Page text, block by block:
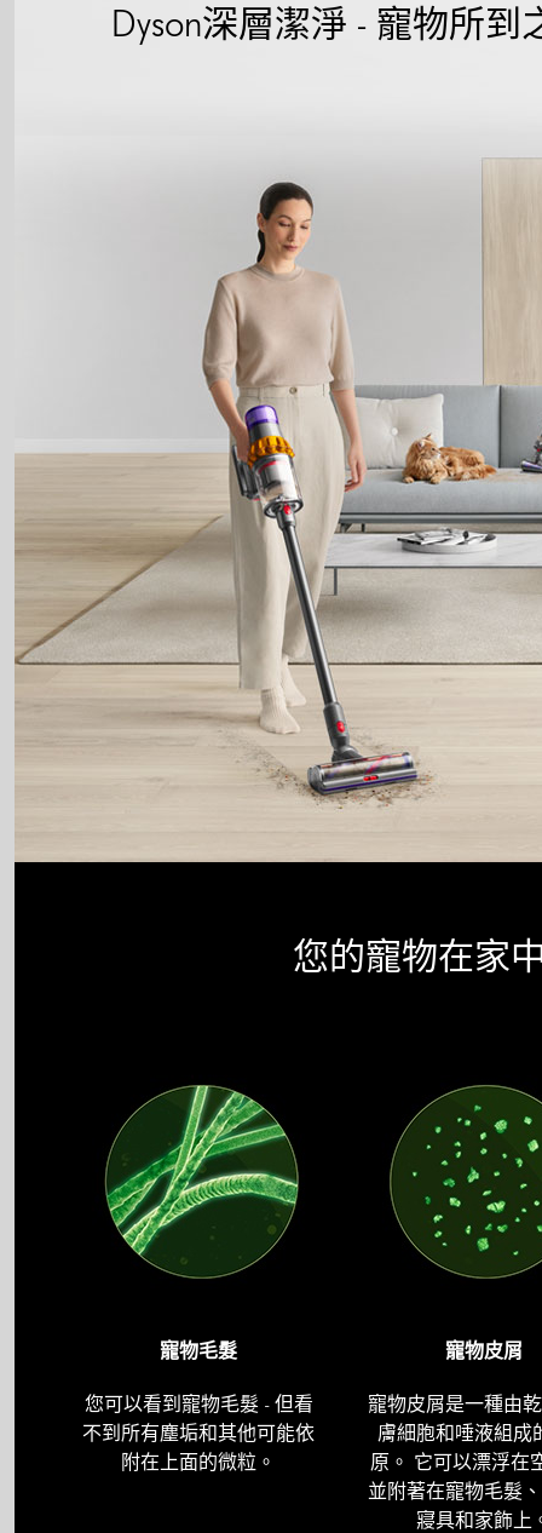
Dyson深層潔淨 - 寵物所到
您的寵物在家
寵物毛髮
您可以看到寵物毛髮 - 但看
不到所有塵垢和其他可能依
附在上面的微粒。
寵物皮屑
寵物皮屑是一種由
膚細胞和唾液組成
原。 它可以漂浮在
並附著在寵物毛髮
寢具和家飾上